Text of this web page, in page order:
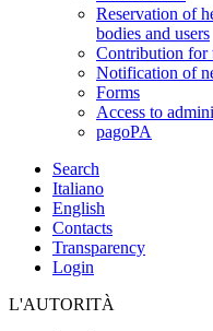
Reservation of
bodies and users
Contribution for
Notification of
Forms
Access to
pagoPA
Search
Italiano
English
Contacts
Transparency
Login
L'AUTORITÀ